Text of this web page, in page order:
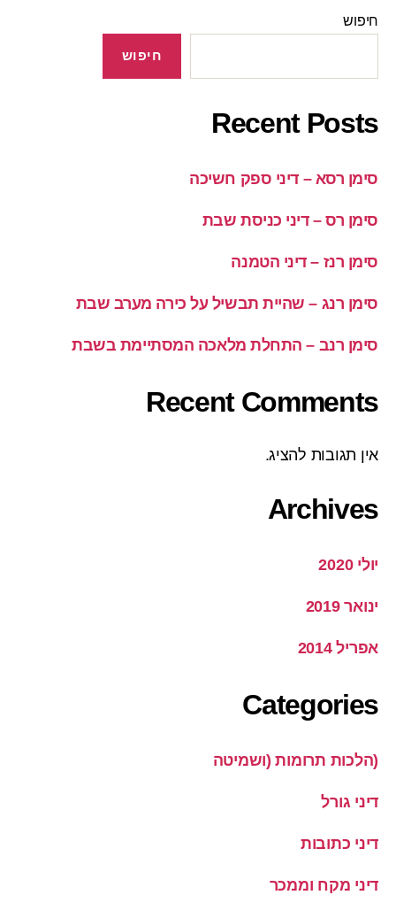
חיפוש
חיפוש
Recent Posts
סימן רסא – דיני ספק חשיכה
סימן רס – דיני כניסת שבת
סימן רנז – דיני הטמנה
סימן רנג – שהיית תבשיל על כירה מערב שבת
סימן רנב – התחלת מלאכה המסתיימת בשבת
Recent Comments
אין תגובות להציג.
Archives
יולי 2020
ינואר 2019
אפריל 2014
Categories
(הלכות תרומות (ושמיטה
דיני גורל
דיני כתובות
דיני מקח וממכר